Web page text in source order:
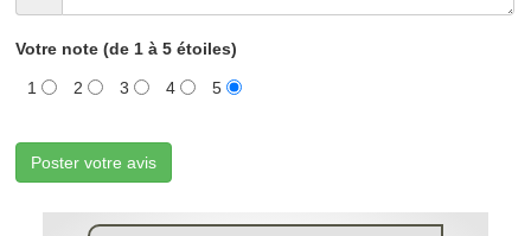
Votre note (de 1 à 5 étoiles)
1 2 3 4 5
Poster votre avis